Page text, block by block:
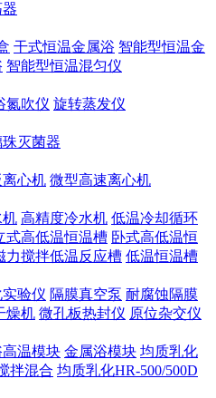
干式恒温金属浴 智能型恒温金
智能型恒温混匀仪
氮吹仪 旋转蒸发仪
灭菌器
心机 微型高速离心机
机 高精度冷水机 低温冷却循环
式高低温恒温槽 卧式高低温恒
力搅拌低温反应槽 低温恒温槽
验仪 隔膜真空泵 耐腐蚀隔膜
燥机 微孔板热封仪 原位杂交仪
温模块 金属浴模块 均质乳化
拌混合 均质乳化HR-500/500D